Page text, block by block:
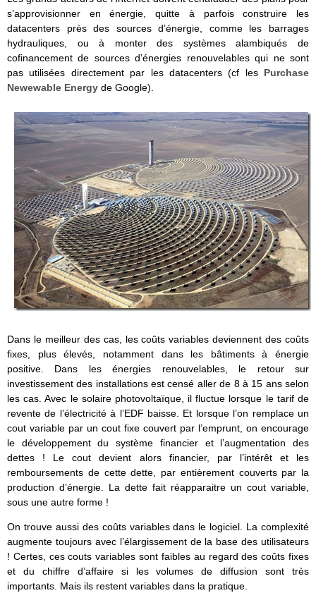
s’approvisionner en énergie, quitte à parfois construire les
datacenters près des sources d’énergie, comme les barrages
hydrauliques, ou à monter des systèmes alambiqués de
cofinancement de sources d’énergies renouvelables qui ne sont
pas utilisées directement par les datacenters (cf les Purchase
Newewable Energy de Google).
Dans le meilleur des cas, les coûts variables deviennent des coûts
fixes, plus élevés, notamment dans les bâtiments à énergie
positive. Dans les énergies renouvelables, le retour sur
investissement des installations est censé aller de 8 à 15 ans selon
les cas. Avec le solaire photovoltaïque, il fluctue lorsque le tarif de
revente de l’électricité à l’EDF baisse. Et lorsque l’on remplace un
cout variable par un cout fixe couvert par l’emprunt, on encourage
le développement du système financier et l’augmentation des
dettes ! Le cout devient alors financier, par l’intérêt et les
remboursements de cette dette, par entièrement couverts par la
production d’énergie. La dette fait réapparaitre un cout variable,
sous une autre forme !
On trouve aussi des coûts variables dans le logiciel. La complexité
augmente toujours avec l’élargissement de la base des utilisateurs
! Certes, ces couts variables sont faibles au regard des coûts fixes
et du chiffre d’affaire si les volumes de diffusion sont très
importants. Mais ils restent variables dans la pratique.